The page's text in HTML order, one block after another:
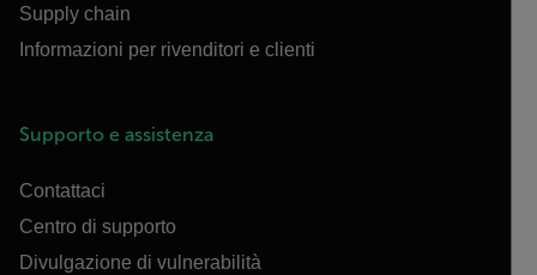
Supply chain
Informazioni per rivenditori e clienti
Supporto e assistenza
Contattaci
Centro di supporto
Divulgazione di vulnerabilità